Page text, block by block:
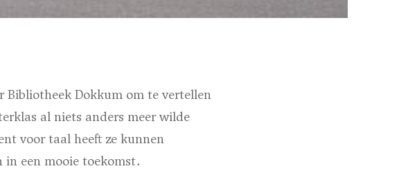
Dokkum om te vertellen
al niets anders meer wilde
voor taal heeft ze kunnen
in een mooie toekomst.